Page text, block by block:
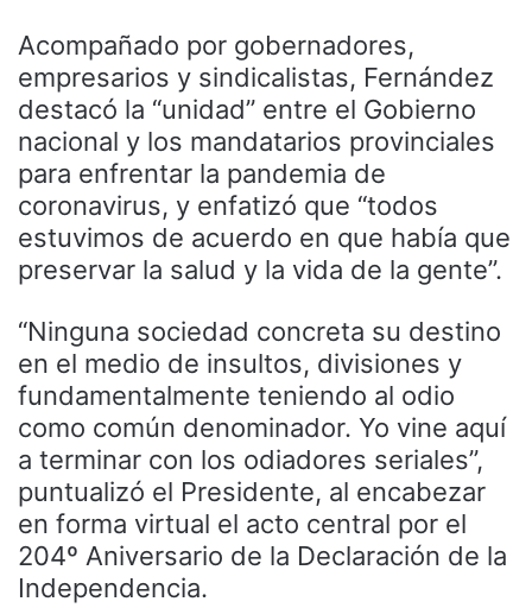
Acompañado por gobernadores,
empresarios y sindicalistas, Fernández
destacó la “unidad” entre el Gobierno
nacional y los mandatarios provinciales
para enfrentar la pandemia de
coronavirus, y enfatizó que “todos
estuvimos de acuerdo en que había que
preservar la salud y la vida de la gente”.
“Ninguna sociedad concreta su destino
en el medio de insultos, divisiones y
fundamentalmente teniendo al odio
como común denominador. Yo vine aquí
a terminar con los odiadores seriales”,
puntualizó el Presidente, al encabezar
en forma virtual el acto central por el
204º Aniversario de la Declaración de la
Independencia.